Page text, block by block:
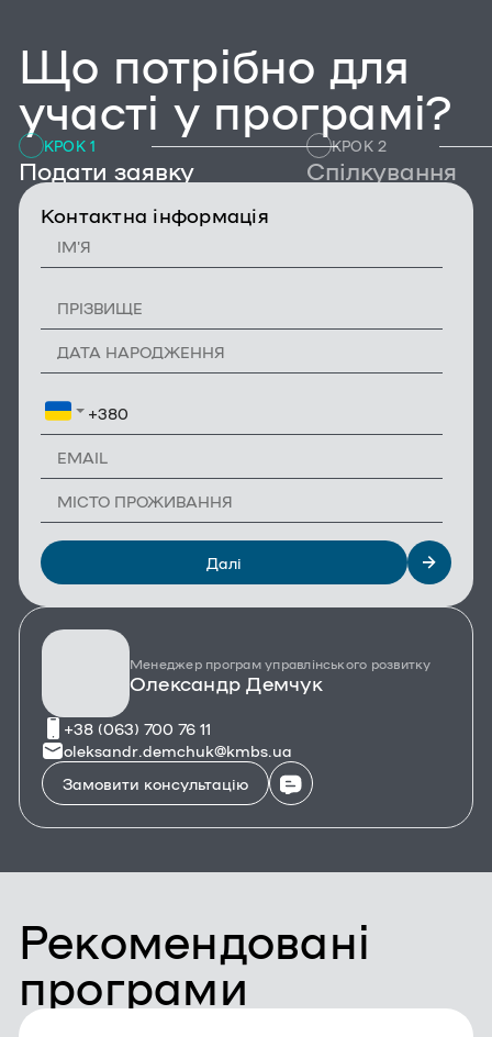
Що потрібно для
участі у програмі?
КРОК 1
Подати заявку
КРОК 2
Спілкування
Контактна інформація
Далі
Менеджер програм управлінського розвитку
Олександр Демчук
+38 (063) 700 76 11
oleksandr.demchuk@kmbs.ua
Замовити консультацію
Рекомендовані
програми